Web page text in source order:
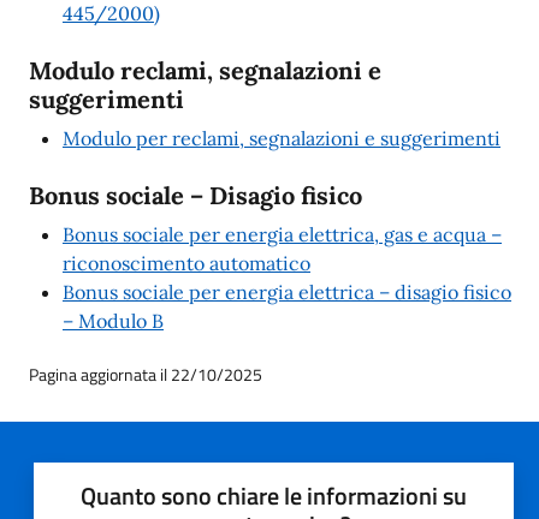
445/2000)
Modulo reclami, segnalazioni e
suggerimenti
Modulo per reclami, segnalazioni e suggerimenti
Bonus sociale – Disagio fisico
Bonus sociale per energia elettrica, gas e acqua –
riconoscimento automatico
Bonus sociale per energia elettrica – disagio fisico
– Modulo B
Pagina aggiornata il 22/10/2025
Quanto sono chiare le informazioni su